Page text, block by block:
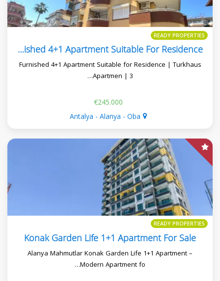
READY PROPERTIES
Turkhaus Apartmen Furnished 4+1 Apartment Suitable For Residence
Furnished 4+1 Apartment Suitable for Residence | Turkhaus
Apartmen | 3…
€245.000
Antalya - Alanya - Oba
READY PROPERTIES
Konak Garden Life 1+1 Apartment For Sale
Alanya Mahmutlar Konak Garden Life 1+1 Apartment –
Modern Apartment fo…